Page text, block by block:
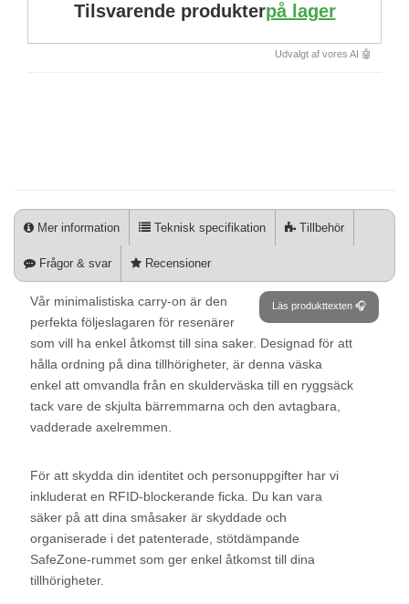
Tilsvarende produkterpå lager
Udvalgt af vores AI 🤖
Mer information Teknisk specifikation Tillbehör
Frågor & svar Recensioner
Läs produkttexten 🎧
Vår minimalistiska carry-on är den
perfekta följeslagaren för resenärer
som vill ha enkel åtkomst till sina saker. Designad för att
hålla ordning på dina tillhörigheter, är denna väska
enkel att omvandla från en skulderväska till en ryggsäck
tack vare de skjulta bärremmarna och den avtagbara,
vadderade axelremmen.
För att skydda din identitet och personuppgifter har vi
inkluderat en RFID-blockerande ficka. Du kan vara
säker på att dina småsaker är skyddade och
organiserade i det patenterade, stötdämpande
SafeZone-rummet som ger enkel åtkomst till dina
tillhörigheter.